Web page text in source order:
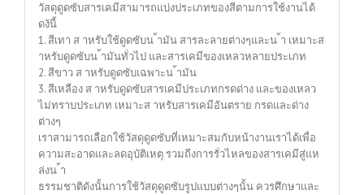
วัสดุดูดซับสารเคมีสามารถแบ่งประเภทของสีตามการใช้งานได้
ดงันี้
1. สีเทา ส าหรับใช้ดูดซับน ้ามัน สารละลายต่างๆและน ้า เหมาะส
าหรับดูดซับน ้ามันทั่วไป และสารเคมีของเหลวหลายประเภท
2. สีขาว ส าหรับดูดซับเฉพาะน ้ามัน
3. สีเหลือง ส าหรับดูดซับสารเคมีประเภทกรดด่าง และของเหลว
ไม่ทราบประเภท เหมาะส าหรับสารเคมีอันตราย กรดและด่าง
ต่างๆ
เราสามารถเลือกใช้วัสดุดูดซับที่เหมาะสมกับหน้างานเราได้เพื่อ
ความสะอาดและลดอุบัติเหตุ รวมถีงการรั่วไหลของสารเคมีสู่แห
ล่งน ้า
ธรรมชาติดังนั้นการใช้วัสดุดูดซับรูปแบบต่างๆนั้น ควรศึกษาและ